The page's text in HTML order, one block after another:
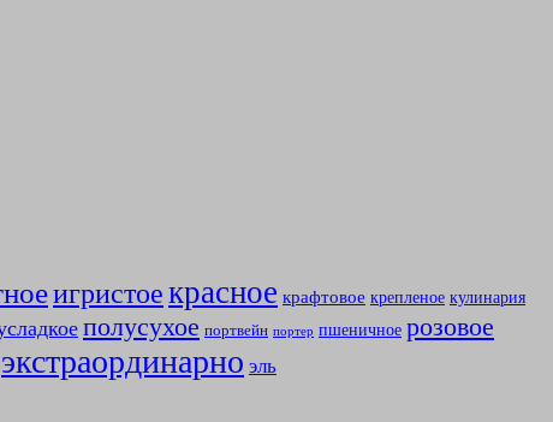
игристоекрасное крафтовое крепленое кулинария
полусухое портвейн портер пшеничное розовое
экстраординарно эль